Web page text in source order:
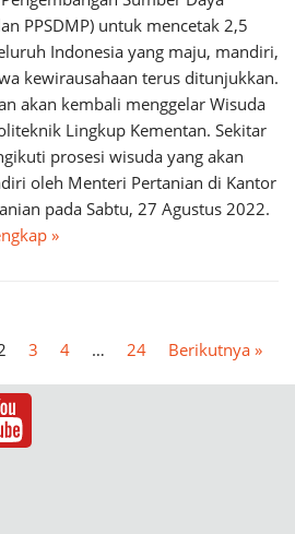
PPSDMP) untuk mencetak 2,5
Indonesia yang maju, mandiri,
kewirausahaan terus ditunjukkan.
akan kembali menggelar Wisuda
Lingkup Kementan. Sekitar
prosesi wisuda yang akan
oleh Menteri Pertanian di Kantor
pada Sabtu, 27 Agustus 2022.
»
3 4 … 24 Berikutnya »